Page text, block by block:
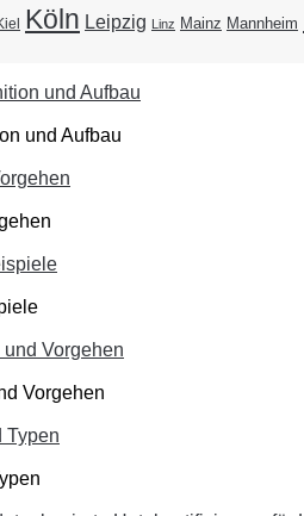
Köln Leipzig Linz Mainz Mannheim
und Aufbau
Vorgehen